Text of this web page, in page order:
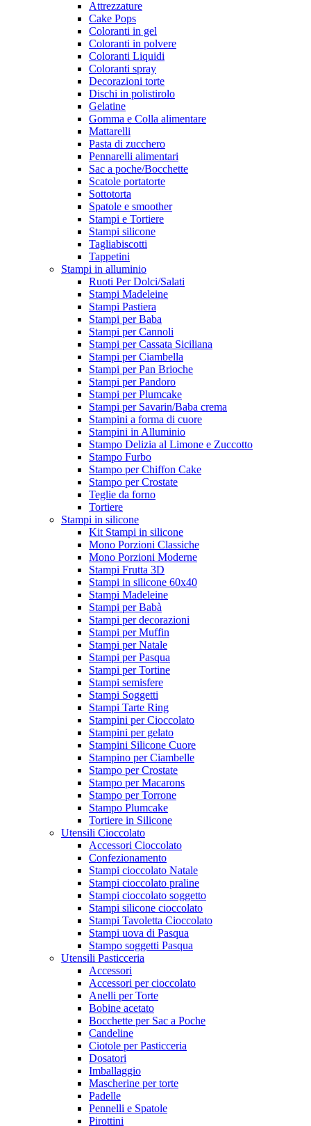
Attrezzature
Cake Pops
Coloranti in gel
Coloranti in polvere
Coloranti Liquidi
Coloranti spray
Decorazioni torte
Dischi in polistirolo
Gelatine
Gomma e Colla alimentare
Mattarelli
Pasta di zucchero
Pennarelli alimentari
Sac a poche/Bocchette
Scatole portatorte
Sottotorta
Spatole e smoother
Stampi e Tortiere
Stampi silicone
Tagliabiscotti
Tappetini
Stampi in alluminio
Ruoti Per Dolci/Salati
Stampi Madeleine
Stampi Pastiera
Stampi per Baba
Stampi per Cannoli
Stampi per Cassata Siciliana
Stampi per Ciambella
Stampi per Pan Brioche
Stampi per Pandoro
Stampi per Plumcake
Stampi per Savarin/Baba crema
Stampini a forma di cuore
Stampini in Alluminio
Stampo Delizia al Limone e Zuccotto
Stampo Furbo
Stampo per Chiffon Cake
Stampo per Crostate
Teglie da forno
Tortiere
Stampi in silicone
Kit Stampi in silicone
Mono Porzioni Classiche
Mono Porzioni Moderne
Stampi Frutta 3D
Stampi in silicone 60x40
Stampi Madeleine
Stampi per Babà
Stampi per decorazioni
Stampi per Muffin
Stampi per Natale
Stampi per Pasqua
Stampi per Tortine
Stampi semisfere
Stampi Soggetti
Stampi Tarte Ring
Stampini per Cioccolato
Stampini per gelato
Stampini Silicone Cuore
Stampino per Ciambelle
Stampo per Crostate
Stampo per Macarons
Stampo per Torrone
Stampo Plumcake
Tortiere in Silicone
Utensili Cioccolato
Accessori Cioccolato
Confezionamento
Stampi cioccolato Natale
Stampi cioccolato praline
Stampi cioccolato soggetto
Stampi silicone cioccolato
Stampi Tavoletta Cioccolato
Stampi uova di Pasqua
Stampo soggetti Pasqua
Utensili Pasticceria
Accessori
Accessori per cioccolato
Anelli per Torte
Bobine acetato
Bocchette per Sac a Poche
Candeline
Ciotole per Pasticceria
Dosatori
Imballaggio
Mascherine per torte
Padelle
Pennelli e Spatole
Pirottini